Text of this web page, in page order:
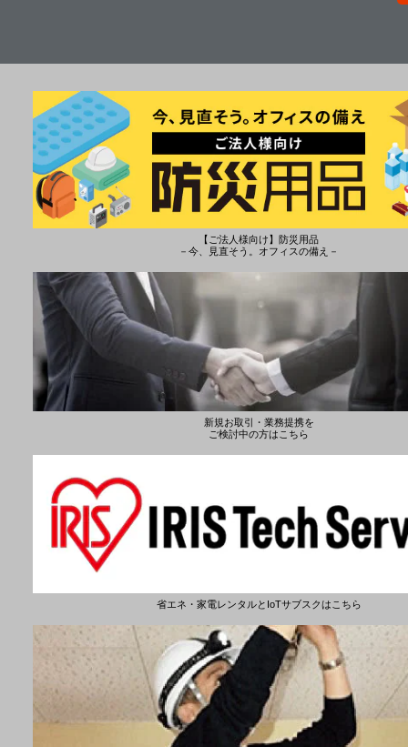
【ご法人様向け】防災用品
－今、見直そう。オフィスの備え－
新規お取引・業務提携を
ご検討中の方はこちら
省エネ・家電レンタルとIoTサブスクはこちら